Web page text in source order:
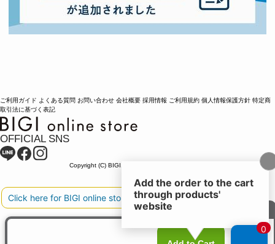
ご利用ガイド よくある質問 お問い合わせ 会社概要 採用情報 ご利用規約 個人情報保護方針 特定商
取引法に基づく表記
OFFICIAL SNS
Copyright (C) BIGI. Co.,Ltd. All Rights Reserved.